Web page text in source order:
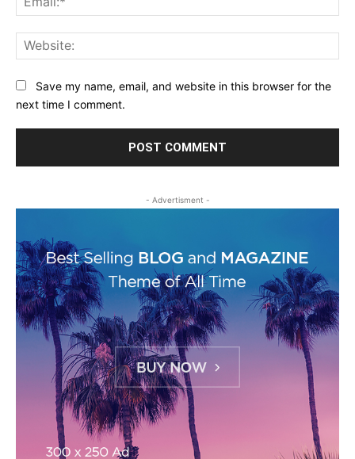
Save my name, email, and website in this browser for the
next time I comment.
- Advertisment -